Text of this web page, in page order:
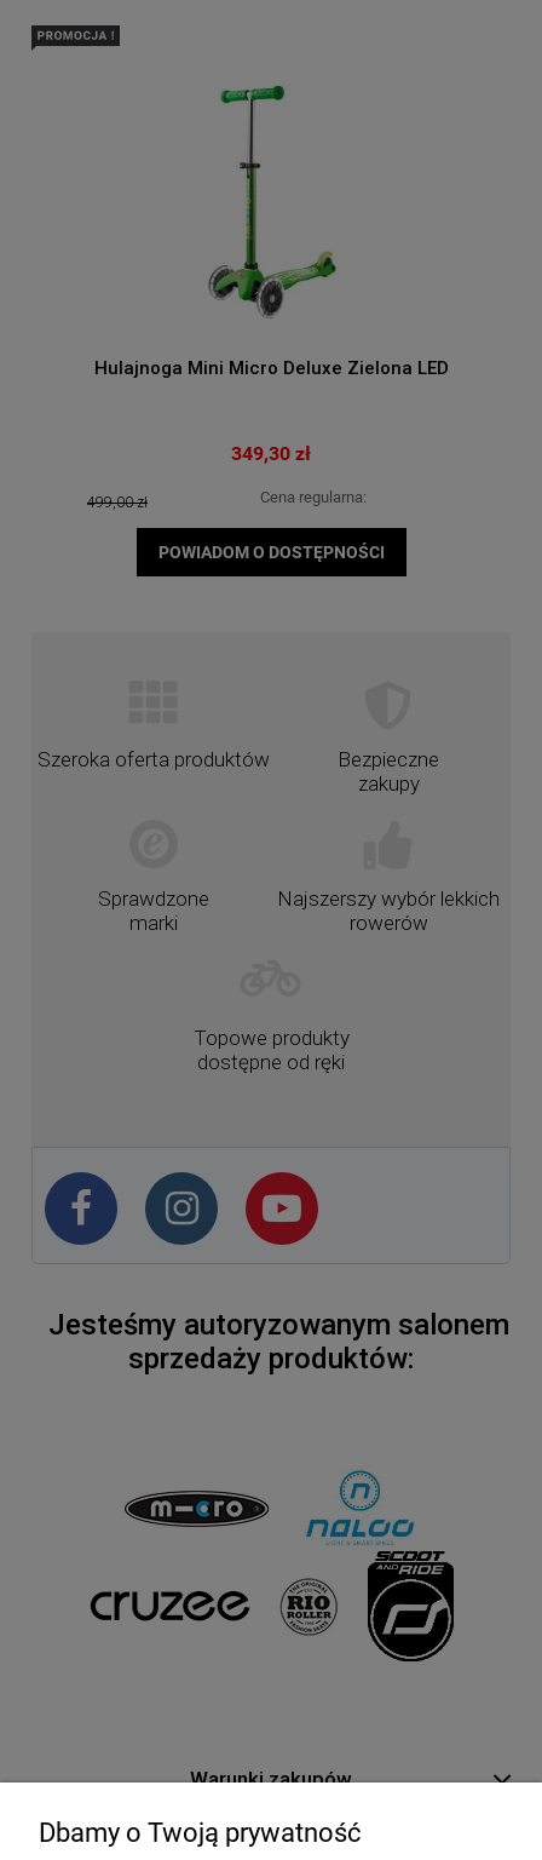
Hulajnoga Mini Micro Deluxe Zielona LED
349,30 zł
Cena regularna:
499,00 zł
POWIADOM O DOSTĘPNOŚCI
Szeroka oferta produktów
Bezpieczne
zakupy
Sprawdzone
marki
Najszerszy wybór lekkich
rowerów
Topowe produkty
dostępne od ręki
Jesteśmy autoryzowanym salonem
sprzedaży produktów:
Warunki zakupów
Moje konto
Dbamy o Twoją prywatność